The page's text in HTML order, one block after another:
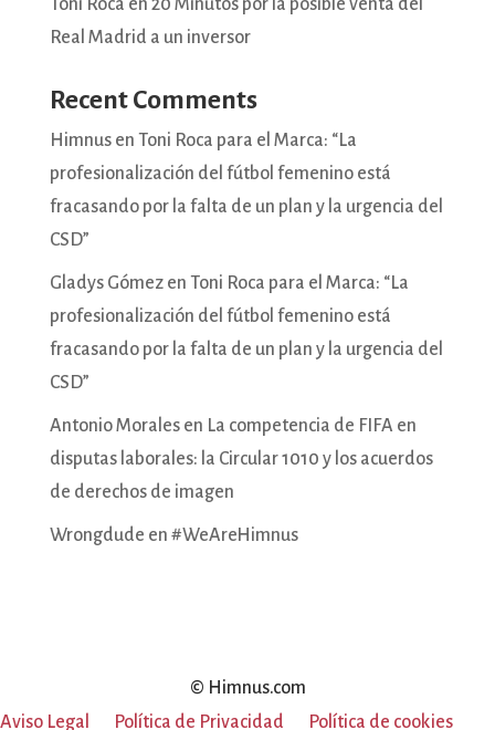
Toni Roca en 20 Minutos por la posible venta del
Real Madrid a un inversor
Recent Comments
Himnusen Toni Roca para el Marca: “La
profesionalización del fútbol femenino está
fracasando por la falta de un plan y la urgencia del
CSD”
Gladys Gómezen Toni Roca para el Marca: “La
profesionalización del fútbol femenino está
fracasando por la falta de un plan y la urgencia del
CSD”
Antonio Moralesen La competencia de FIFA en
disputas laborales: la Circular 1010 y los acuerdos
de derechos de imagen
Wrongdude en #WeAreHimnus
© Himnus.com
Aviso Legal
Política de Privacidad Política de cookies